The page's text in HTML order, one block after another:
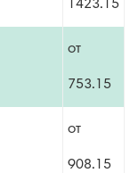
1423.15
от
753.15
от
908.15